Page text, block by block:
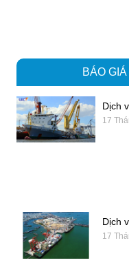
BÁO
Dịch
17
Dịch
17